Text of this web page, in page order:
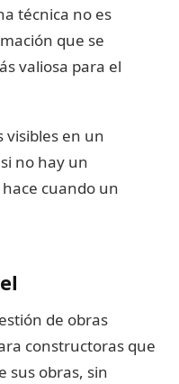
técnica no es
que se
valiosa para el
visibles en un
no hay un
cuando un
de obras
constructoras que
sus obras, sin